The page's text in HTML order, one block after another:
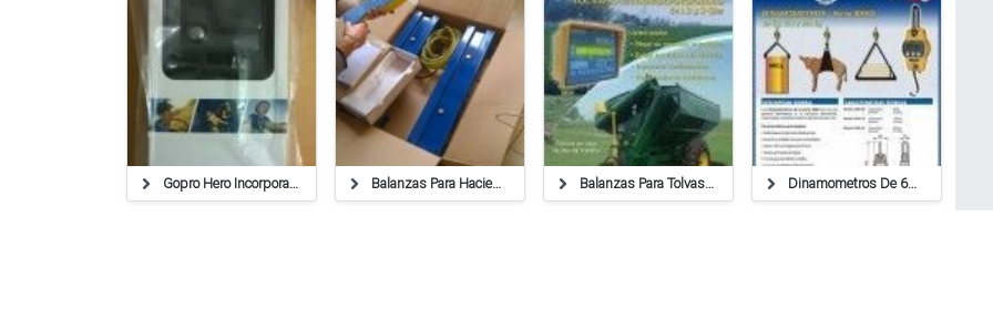
Gopro Hero Incorpora Conectividad Wifi A Su Modelo Más Balanzas Para Haciendas,tolvas,plataforma,industriales Balanzas Para Tolvas Autodescargables De 1, 2 Y 3 Ejes Dinamometros De 60 ,150 Y 300 Kilos